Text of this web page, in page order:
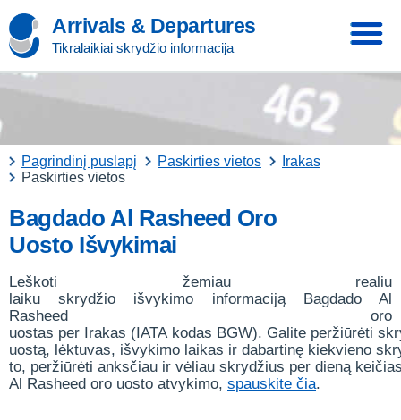
Arrivals & Departures
Tikralaikiai skrydžio informacija
Pagrindinį puslapį Paskirties vietos
Irakas
Paskirties vietos
Bagdado Al Rasheed Oro
Uosto Išvykimai
Leškoti žemiau realiu
laiku skrydžio išvykimo informaciją Bagdado Al
Rasheed oro
uostas per Irakas (IATA kodas BGW). Galite peržiūrėti
uostą, lėktuvas, išvykimo laikas ir dabartinę kiekvieno
to, peržiūrėti anksčiau ir vėliau skrydžius per dieną
Al Rasheed oro uosto atvykimo, spauskite čia.